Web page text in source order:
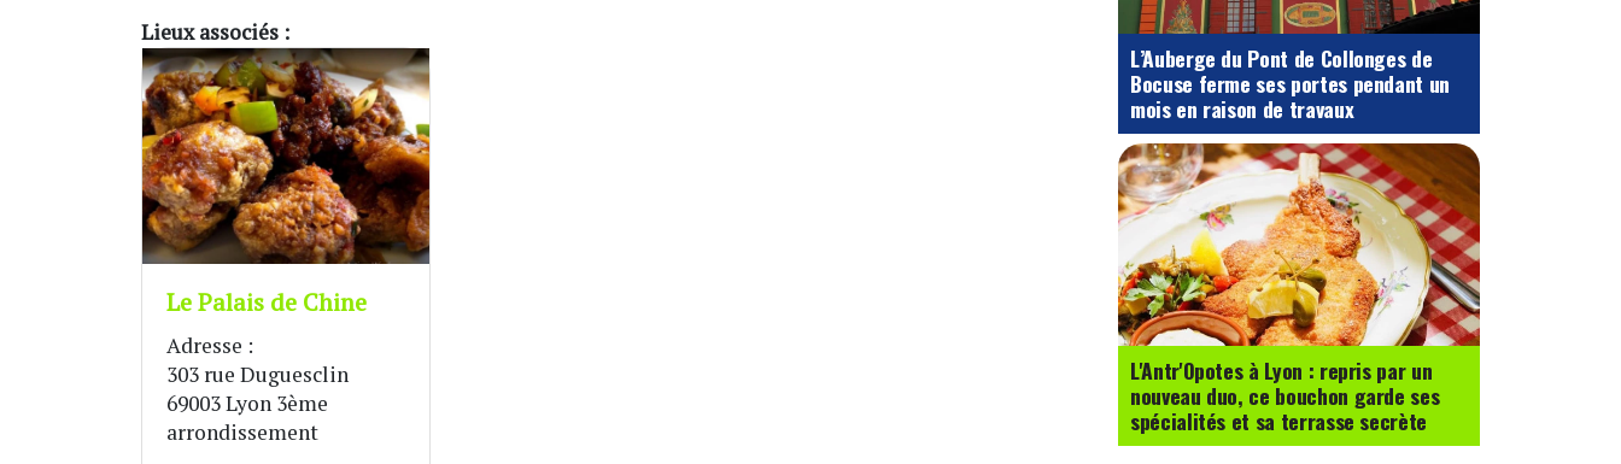
Lieux associés :
Le Palais de Chine
Adresse :
303 rue Duguesclin
69003 Lyon 3ème
arrondissement
L’Auberge du Pont de Collonges de
Bocuse ferme ses portes pendant un
mois en raison de travaux
L'Antr'Opotes à Lyon : repris par un
nouveau duo, ce bouchon garde ses
spécialités et sa terrasse secrète